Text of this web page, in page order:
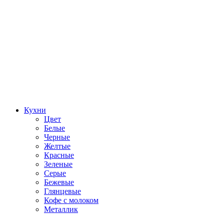
Кухни
Цвет
Белые
Черные
Желтые
Красные
Зеленые
Серые
Бежевые
Глянцевые
Кофе с молоком
Металлик